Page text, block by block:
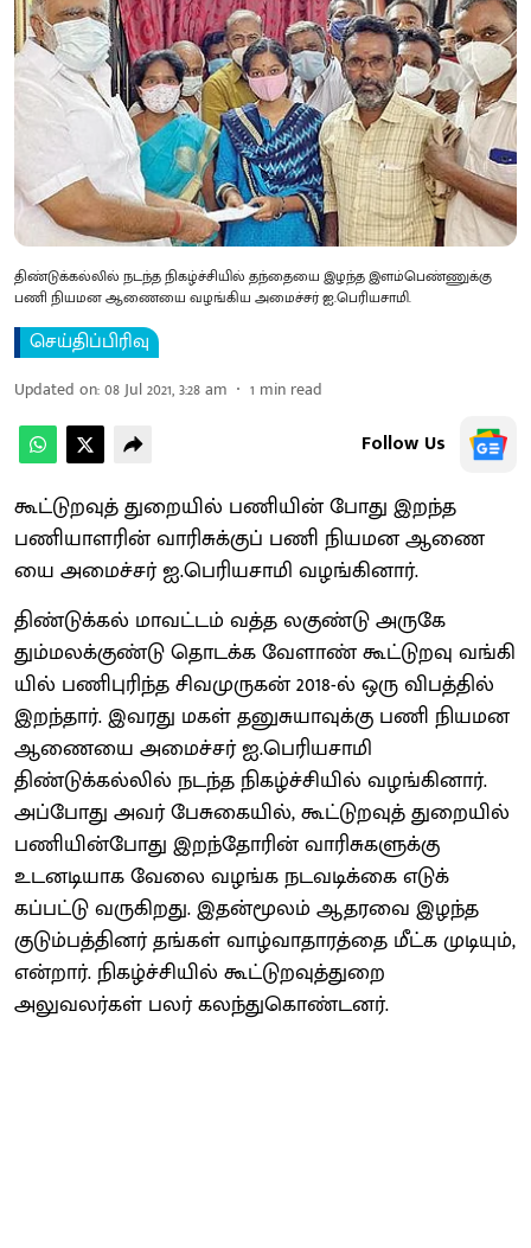
திண்டுக்கல்லில் நடந்த நிகழ்ச்சியில் தந்தையை இழந்த இளம்பெண்ணுக்கு
பணி நியமன ஆணையை வழங்கிய அமைச்சர் ஐ.பெரியசாமி.
செய்திப்பிரிவு
Updated on:08 Jul 2021, 3:28 am 1 min read
Follow Us
கூட்டுறவுத் துறையில் பணியின் போது இறந்த
பணியாளரின் வாரிசுக்குப் பணி நியமன ஆணை
யை அமைச்சர் ஐ.பெரியசாமி வழங்கினார்.
திண்டுக்கல் மாவட்டம் வத்த லகுண்டு அருகே
தும்மலக்குண்டு தொடக்க வேளாண் கூட்டுறவு வங்கி
யில் பணிபுரிந்த சிவமுருகன் 2018-ல் ஒரு விபத்தில்
இறந்தார். இவரது மகள் தனுசுயாவுக்கு பணி நியமன
ஆணையை அமைச்சர் ஐ.பெரியசாமி
திண்டுக்கல்லில் நடந்த நிகழ்ச்சியில் வழங்கினார்.
அப்போது அவர் பேசுகையில், கூட்டுறவுத் துறையில்
பணியின்போது இறந்தோரின் வாரிசுகளுக்கு
உடனடியாக வேலை வழங்க நடவடிக்கை எடுக்
கப்பட்டு வருகிறது. இதன்மூலம் ஆதரவை இழந்த
குடும்பத்தினர் தங்கள் வாழ்வாதாரத்தை மீட்க முடியும்,
என்றார். நிகழ்ச்சியில் கூட்டுறவுத்துறை
அலுவலர்கள் பலர் கலந்துகொண்டனர்.